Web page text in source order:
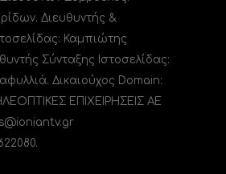
Διευθυντής &
Καμπιώτης
Σύνταξης Ιστοσελίδας:
Δικαιούχος Domain:
ΕΠΙΧΕΙΡΗΣΕΙΣ ΑΕ